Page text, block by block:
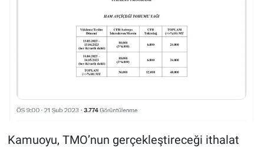
Kamuoyu, TMO’nun gerçekleştireceği ithalat